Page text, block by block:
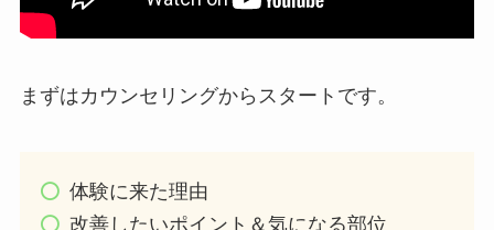
まずはカウンセリングからスタートです。
体験に来た理由
改善したいポイント＆気になる部位